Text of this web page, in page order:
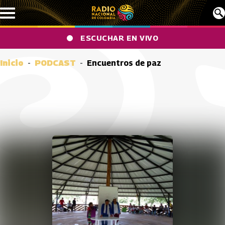
Pasar al contenido principal
ESCUCHAR EN VIVO
Inicio PODCAST Encuentros de paz